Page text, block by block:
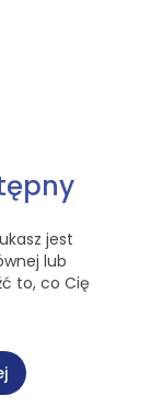
jest
lub
to, co Cię